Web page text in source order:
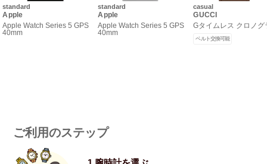
standard
Apple
Apple Watch Series 5 GPS
40mm
standard
Apple
Apple Watch Series 5 GPS
40mm
casual
GUCCI
Gタイムレス クロノグ
ベルト交換可能
ご利用のステップ